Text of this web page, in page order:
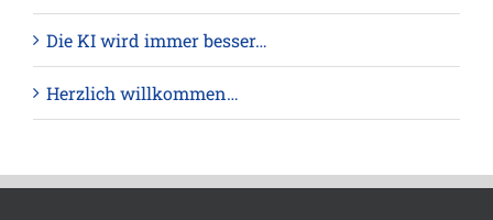
Die KI wird immer besser…
Herzlich willkommen…